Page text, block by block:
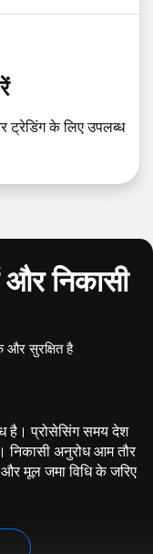
ट्रेडिंग के लिए उपलब्ध
निकासी
सुरक्षित है
है। प्रोसेसिंग समय देश
अनुरोध आम तौर
मूल जमा विधि के जरिए